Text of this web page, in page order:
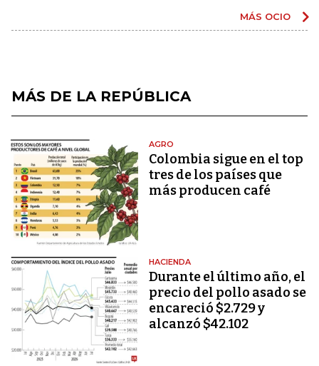
MÁS OCIO
MÁS DE LA REPÚBLICA
AGRO
Colombia sigue en el top
tres de los países que
más producen café
HACIENDA
Durante el último año, el
precio del pollo asado se
encareció $2.729 y
alcanzó $42.102